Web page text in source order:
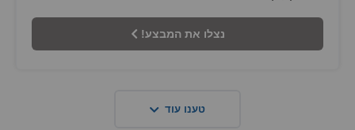
נצלו את המבצע!
טענו עוד